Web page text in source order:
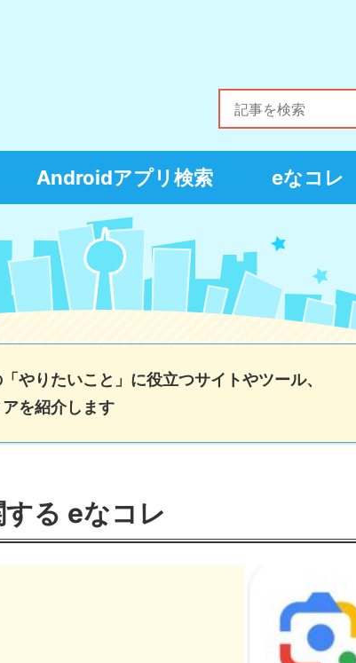
Androidアプリ検索 eなコレ
やりたいこと」に役立つサイトやツール、
を紹介します
る eなコレ